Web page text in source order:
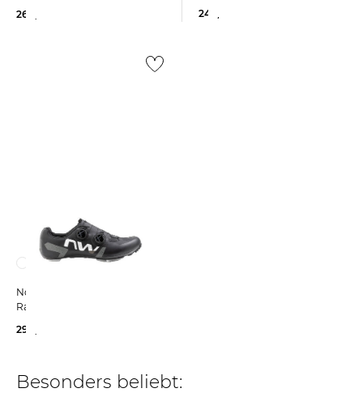
269,99 €
249,99 €
Northwave | Herren
Radschuhe EXTREME X
299,99 €
Besonders beliebt: